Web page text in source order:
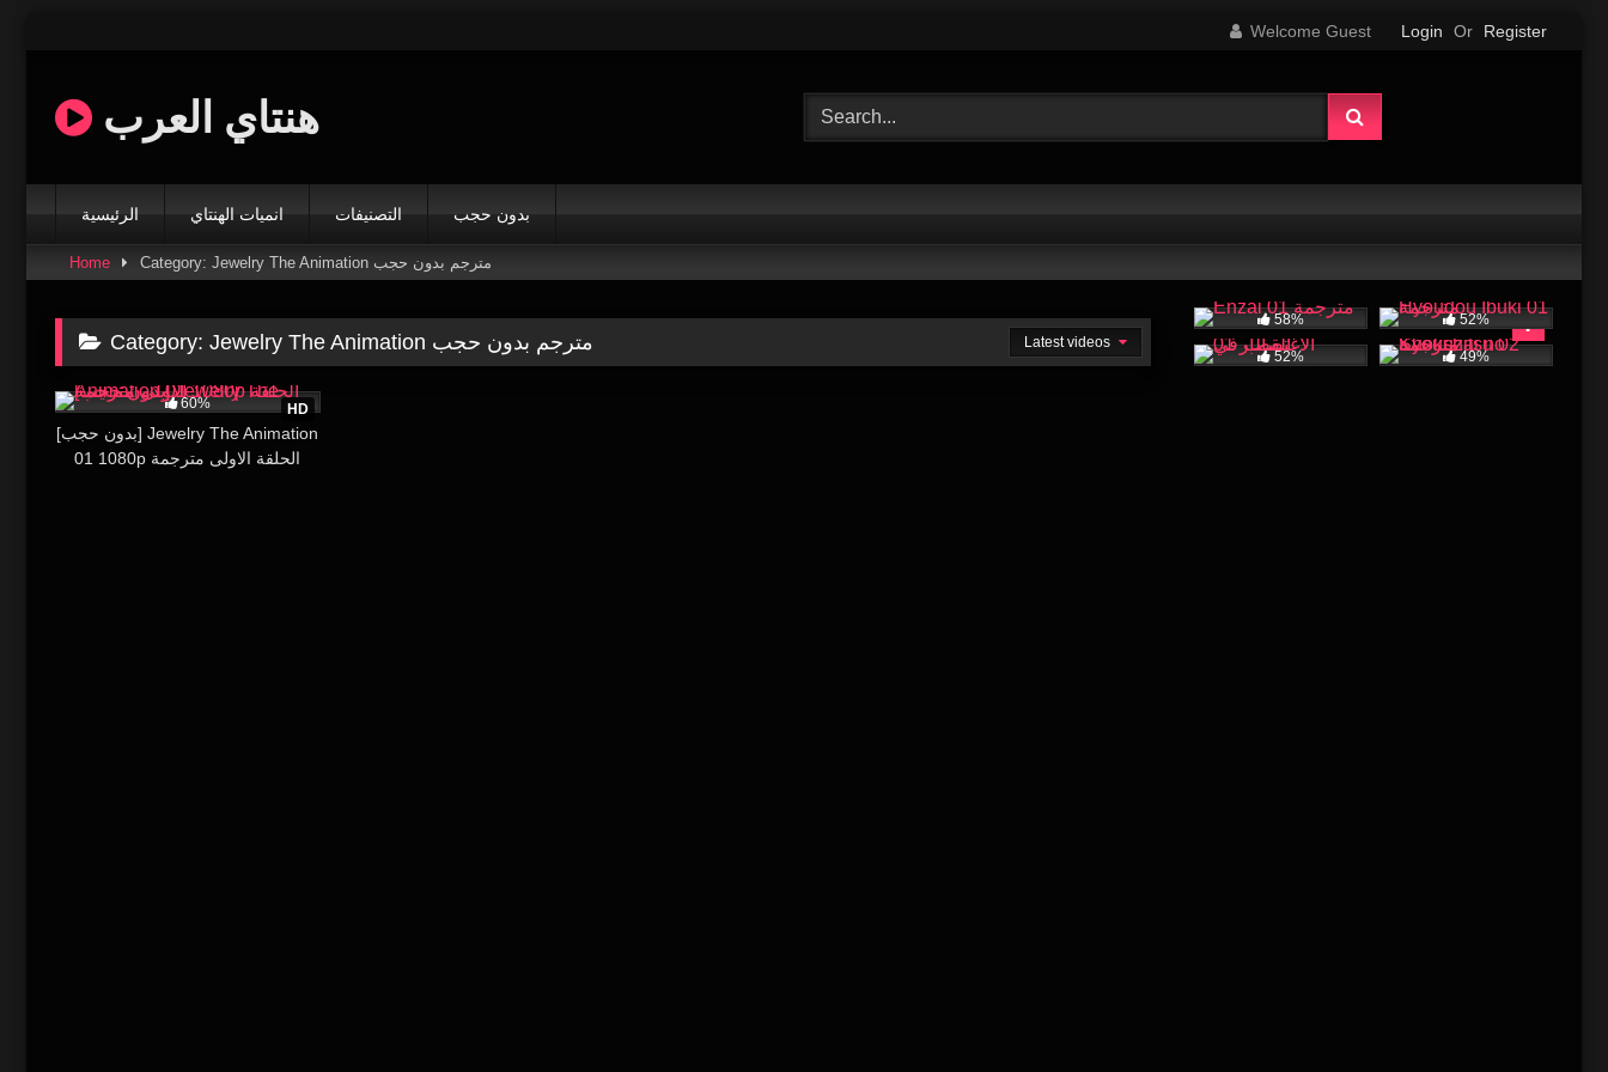
Welcome Guest Login Or Register
هنتاي العرب
الرئيسية انميات الهنتاي التصنيفات بدون حجب
Home Category: Jewelry The Animation مترجم بدون حجب
Category: Jewelry The Animation مترجم بدون حجب Latest videos
HD
60%
[بدون حجب] Jewelry The Animation
01 1080p الحلقة الاولى مترجمة
58% 52%
52% 49%